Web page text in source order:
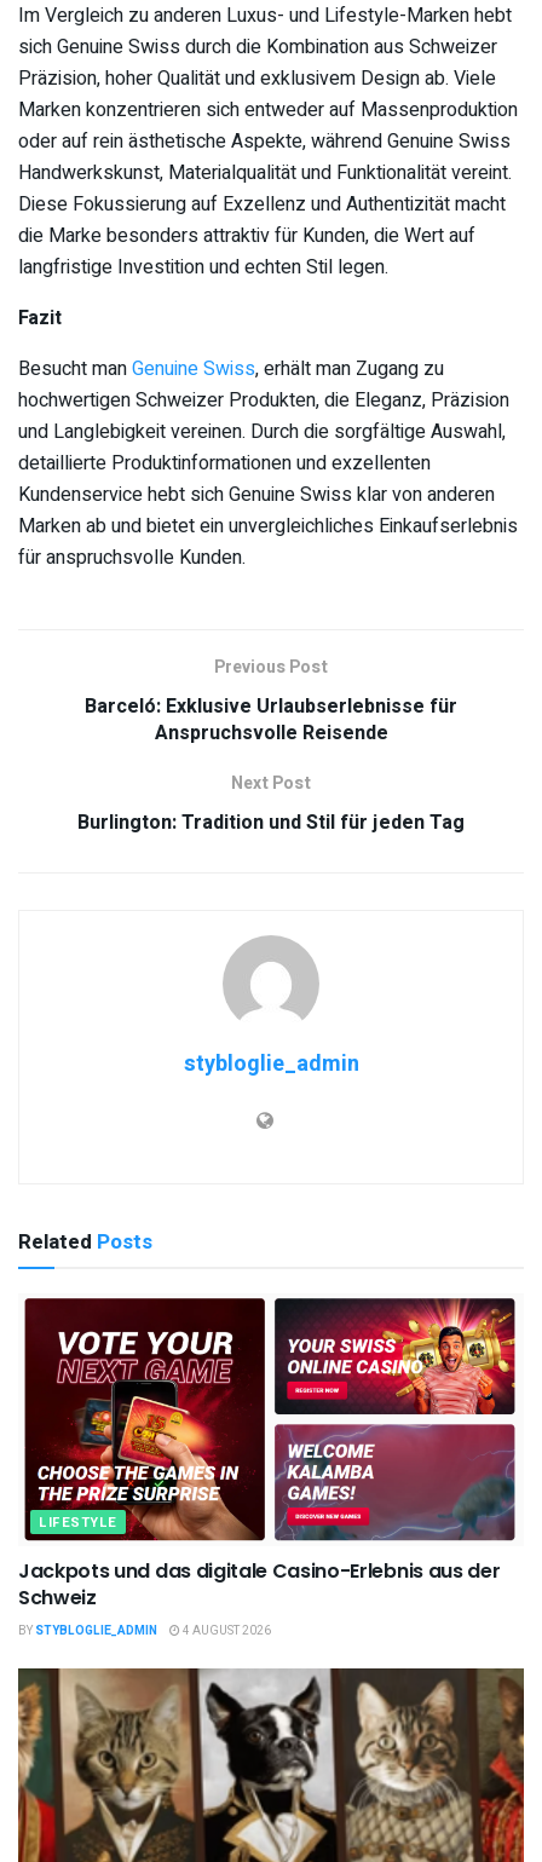
Im Vergleich zu anderen Luxus- und Lifestyle-Marken hebt
sich Genuine Swiss durch die Kombination aus Schweizer
Präzision, hoher Qualität und exklusivem Design ab. Viele
Marken konzentrieren sich entweder auf Massenproduktion
oder auf rein ästhetische Aspekte, während Genuine Swiss
Handwerkskunst, Materialqualität und Funktionalität vereint.
Diese Fokussierung auf Exzellenz und Authentizität macht
die Marke besonders attraktiv für Kunden, die Wert auf
langfristige Investition und echten Stil legen.
Fazit
Besucht manGenuine Swiss, erhält man Zugang zu
hochwertigen Schweizer Produkten, die Eleganz, Präzision
und Langlebigkeit vereinen. Durch die sorgfältige Auswahl,
detaillierte Produktinformationen und exzellenten
Kundenservice hebt sich Genuine Swiss klar von anderen
Marken ab und bietet ein unvergleichliches Einkaufserlebnis
für anspruchsvolle Kunden.
Previous Post
Barceló: Exklusive Urlaubserlebnisse für
Anspruchsvolle Reisende
Next Post
Burlington: Tradition und Stil für jeden Tag
stybloglie_admin
Related Posts
LIFESTYLE
Jackpots und das digitale Casino-Erlebnis aus der
Schweiz
BY STYBLOGLIE_ADMIN 4 AUGUST 2026